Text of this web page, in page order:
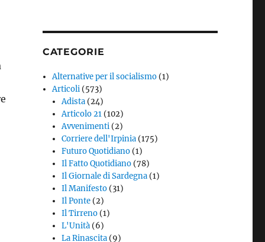
CATEGORIE
Alternative per il socialismo (1)
Articoli (573)
Adista (24)
Articolo 21 (102)
Avvenimenti (2)
Corriere dell'Irpinia (175)
Futuro Quotidiano (1)
Il Fatto Quotidiano (78)
Il Giornale di Sardegna (1)
Il Manifesto (31)
Il Ponte (2)
Il Tirreno (1)
L'Unità (6)
La Rinascita (9)